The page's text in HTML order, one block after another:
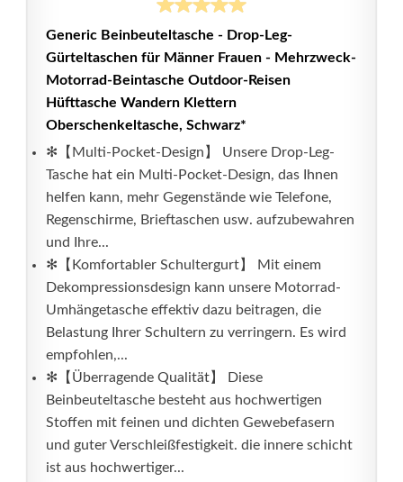
Generic Beinbeuteltasche - Drop-Leg-
Gürteltaschen für Männer Frauen - Mehrzweck-
Motorrad-Beintasche Outdoor-Reisen
Hüfttasche Wandern Klettern
Oberschenkeltasche, Schwarz*
✻【Multi-Pocket-Design】 Unsere Drop-Leg-
Tasche hat ein Multi-Pocket-Design, das Ihnen
helfen kann, mehr Gegenstände wie Telefone,
Regenschirme, Brieftaschen usw. aufzubewahren
und Ihre...
✻【Komfortabler Schultergurt】 Mit einem
Dekompressionsdesign kann unsere Motorrad-
Umhängetasche effektiv dazu beitragen, die
Belastung Ihrer Schultern zu verringern. Es wird
empfohlen,...
✻【Überragende Qualität】 Diese
Beinbeuteltasche besteht aus hochwertigen
Stoffen mit feinen und dichten Gewebefasern
und guter Verschleißfestigkeit. die innere schicht
ist aus hochwertiger...